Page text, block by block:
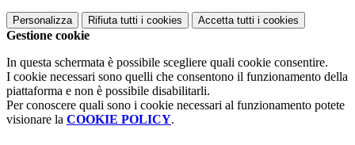
Personalizza Rifiuta tutti i cookies Accetta tutti i cookies
Gestione cookie
In questa schermata è possibile scegliere quali cookie consentire.
I cookie necessari sono quelli che consentono il funzionamento della
piattaforma e non è possibile disabilitarli.
Per conoscere quali sono i cookie necessari al funzionamento potete
visionare la COOKIE POLICY.